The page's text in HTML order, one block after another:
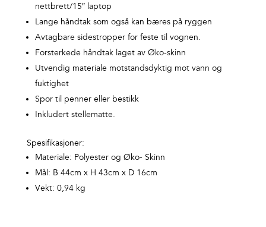
nettbrett/15″ laptop
Lange håndtak som også kan bæres på ryggen
Avtagbare sidestropper for feste til vognen.
Forsterkede håndtak laget av Øko-skinn
Utvendig materiale motstandsdyktig mot vann og
fuktighet
Spor til penner eller bestikk
Inkludert stellematte.
Spesifikasjoner:
Materiale: Polyester og Øko- Skinn
Mål: B 44cm x H 43cm x D 16cm
Vekt: 0,94 kg